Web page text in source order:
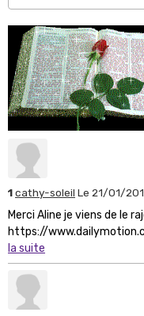
1cathy-soleil Le 21/01/
Merci Aline je viens de le
https://
la suite